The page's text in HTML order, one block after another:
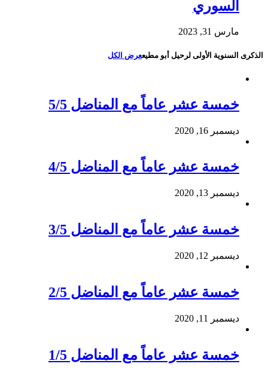
السوري
مارس 31, 2023
الذكرى السنوية الأولى لرحيل أبو مطيععرض الكل
خمسة عشر عاماً مع المناضل 5/5
ديسمبر 16, 2020
خمسة عشر عاماً مع المناضل 4/5
ديسمبر 13, 2020
خمسة عشر عاماً مع المناضل 3/5
ديسمبر 12, 2020
خمسة عشر عاماً مع المناضل 2/5
ديسمبر 11, 2020
خمسة عشر عاماً مع المناضل 1/5